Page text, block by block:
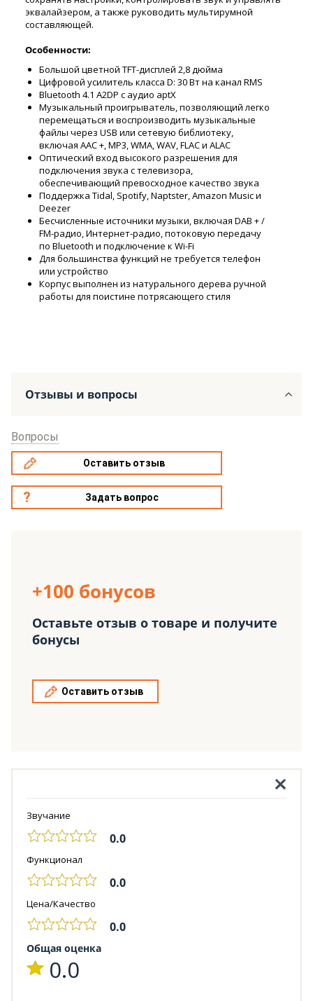
эквалайзером, а также руководить мультирумной
составляющей.
Особенности:
Большой цветной TFT-дисплей 2,8 дюйма
Цифровой усилитель класса D: 30 Вт на канал RMS
Bluetooth 4.1 A2DP с аудио aptX
Музыкальный проигрыватель, позволяющий легко
перемещаться и воспроизводить музыкальные
файлы через USB или сетевую библиотеку,
включая AAC +, MP3, WMA, WAV, FLAC и ALAC
Оптический вход высокого разрешения для
подключения звука с телевизора,
обеспечивающий превосходное качество звука
Поддержка Tidal, Spotify, Naptster, Amazon Music и
Deezer
Бесчисленные источники музыки, включая DAB + /
FM-радио, Интернет-радио, потоковую передачу
по Bluetooth и подключение к Wi-Fi
Для большинства функций не требуется телефон
или устройство
Корпус выполнен из натурального дерева ручной
работы для поистине потрясающего стиля
Отзывы и вопросы
Вопросы
Оставить отзыв
Задать вопрос
+100 бонусов
Оставьте отзыв о товаре и получите
бонусы
Оставить отзыв
Звучание
0.0
Функционал
0.0
Цена/Качество
0.0
Общая оценка
0.0